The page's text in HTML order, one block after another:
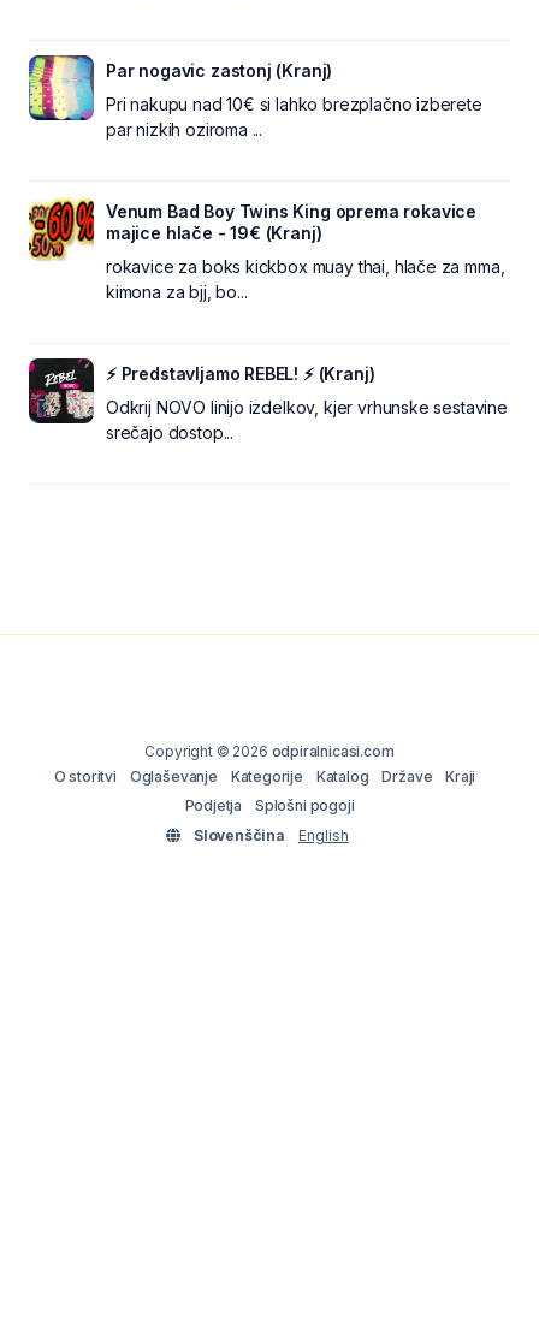
Par nogavic zastonj (Kranj)
Pri nakupu nad 10€ si lahko brezplačno izberete
par nizkih oziroma ...
Venum Bad Boy Twins King oprema rokavice
majice hlače - 19€ (Kranj)
rokavice za boks kickbox muay thai, hlače za mma,
kimona za bjj, bo...
⚡ Predstavljamo REBEL! ⚡ (Kranj)
Odkrij NOVO linijo izdelkov, kjer vrhunske sestavine
srečajo dostop...
Copyright © 2026 odpiralnicasi.com
O storitvi
Oglaševanje Kategorije Katalog Države
Kraji
Podjetja
Splošni pogoji
Slovenščina
English